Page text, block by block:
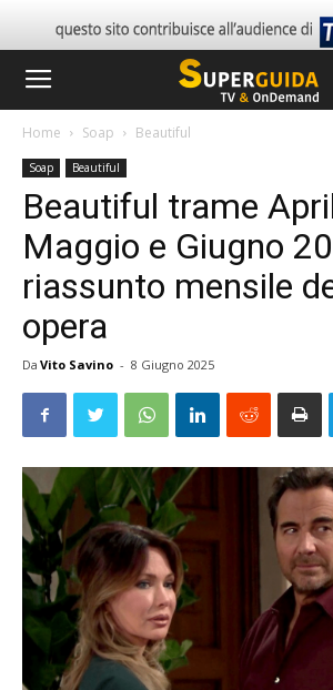
Home Soap Beautiful
Soap Beautiful
Beautiful trame
Maggio e Giugno
riassunto mensile
opera
Da Vito Savino - 8 Giugno 2025